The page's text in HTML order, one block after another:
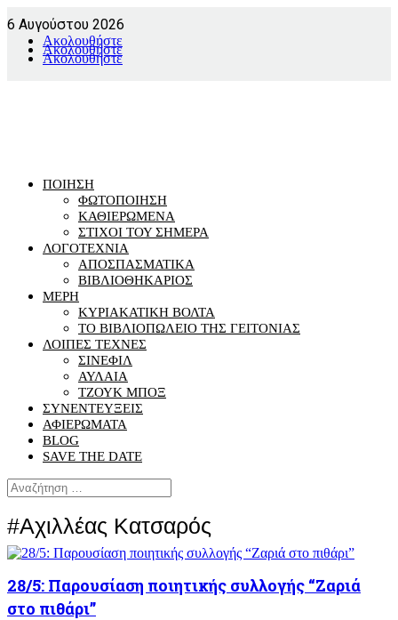
6 Αυγούστου 2026
Ακολουθήστε
Ακολουθήστε
Ακολουθήστε
ΠΟΙΗΣΗ
ΦΩΤΟΠΟΙΗΣΗ
ΚΑΘΙΕΡΩΜΕΝΑ
ΣΤΙΧΟΙ ΤΟΥ ΣΗΜΕΡΑ
ΛΟΓΟΤΕΧΝΙΑ
ΑΠΟΣΠΑΣΜΑΤΙΚΑ
ΒΙΒΛΙΟΘΗΚΑΡΙΟΣ
ΜΕΡΗ
ΚΥΡΙΑΚΑΤΙΚΗ ΒΟΛΤΑ
ΤΟ ΒΙΒΛΙΟΠΩΛΕΙΟ ΤΗΣ ΓΕΙΤΟΝΙΑΣ
ΛΟΙΠΕΣ ΤΕΧΝΕΣ
ΣΙΝΕΦΙΛ
ΑΥΛΑΙΑ
ΤΖΟΥΚ ΜΠΟΞ
ΣΥΝΕΝΤΕΥΞΕΙΣ
ΑΦΙΕΡΩΜΑΤΑ
BLOG
SAVE THE DATE
#Αχιλλέας Κατσαρός
28/5: Παρουσίαση ποιητικής συλλογής “Ζαριά
στο πιθάρι”